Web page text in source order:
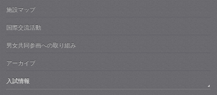
施設マップ
国際交流活動
男女共同参画への取り組み
アーカイブ
入試情報